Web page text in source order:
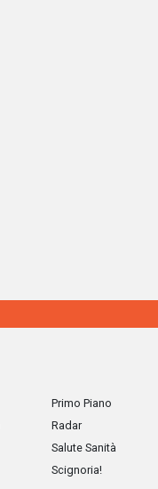
Primo Piano
Radar
Salute Sanità
Scignoria!